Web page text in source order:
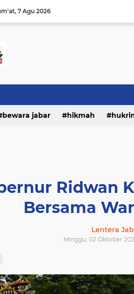
7 Agu 2026
bewara jabar hikmah
Ridwan
Bersama
Lentera
Minggu, 02 Oktober